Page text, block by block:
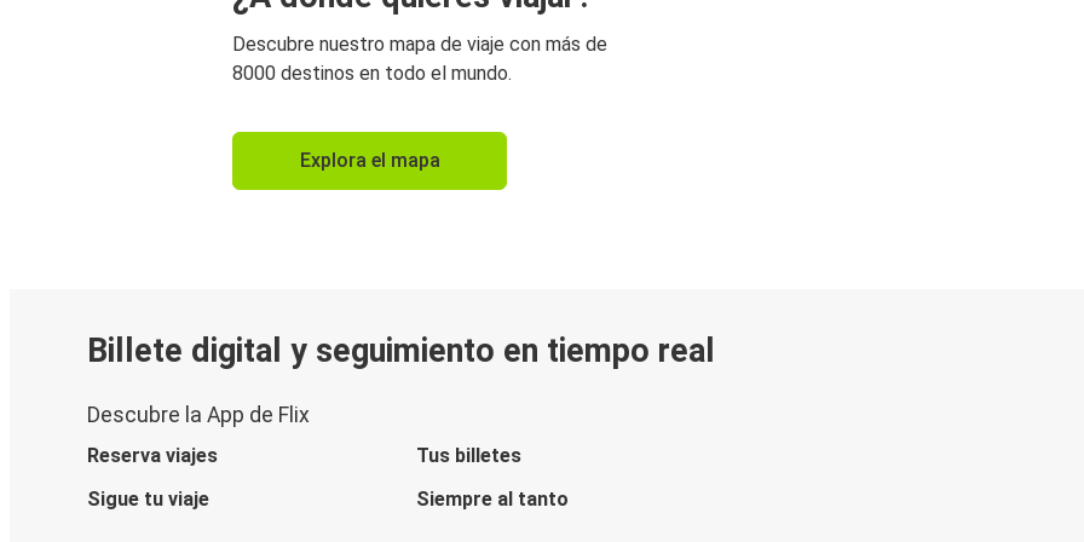
Descubre nuestro mapa de viaje con más de
8000 destinos en todo el mundo.
Explora el mapa
Billete digital y seguimiento en tiempo real
Descubre la App de Flix
Reserva viajes
Tus billetes
Sigue tu viaje
Siempre al tanto